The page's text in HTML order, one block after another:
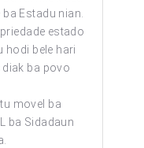
Estadu nian.
estado
hodi bele hari
ba povo
movel ba
ba Sidadaun